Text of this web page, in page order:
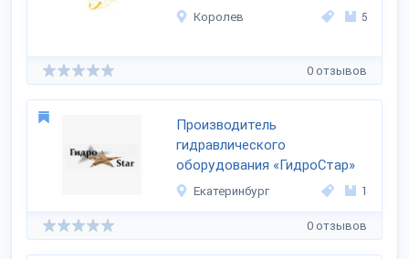
Королев 5
0 отзывов
Производитель
гидравлического
оборудования «ГидроСтар»
Екатеринбург 1
0 отзывов